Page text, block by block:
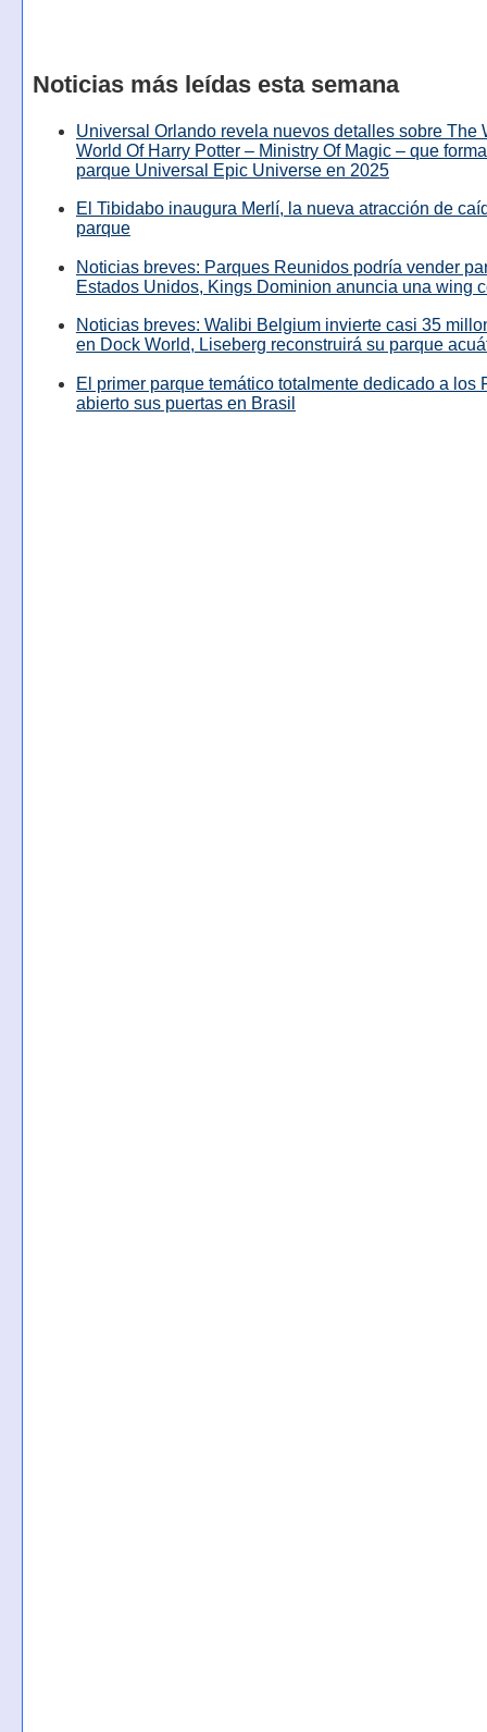
Noticias más leídas esta semana
Universal Orlando revela nuevos detalles sobre The
World Of Harry Potter – Ministry Of Magic – que
parque Universal Epic Universe en 2025
El Tibidabo inaugura Merlí, la nueva atracción de
parque
Noticias breves: Parques Reunidos podría vender
Estados Unidos, Kings Dominion anuncia una wing
Noticias breves: Walibi Belgium invierte casi 35
en Dock World, Liseberg reconstruirá su parque
El primer parque temático totalmente dedicado a los
abierto sus puertas en Brasil